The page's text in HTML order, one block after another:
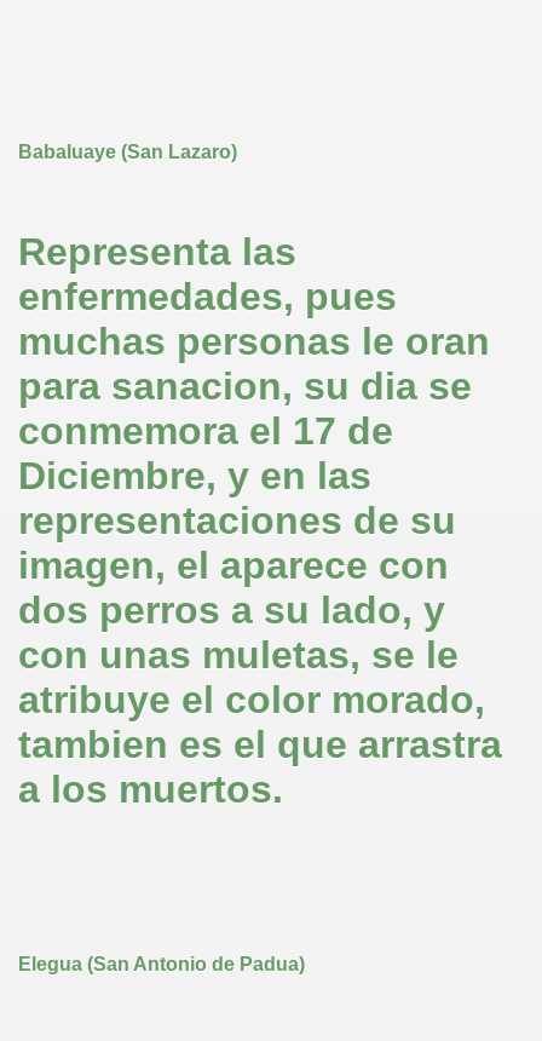
Babaluaye (San Lazaro)
Representa las
enfermedades, pues
muchas personas le oran
para sanacion, su dia se
conmemora el 17 de
Diciembre, y en las
representaciones de su
imagen, el aparece con
dos perros a su lado, y
con unas muletas, se le
atribuye el color morado,
tambien es el que arrastra
a los muertos.
Elegua (San Antonio de Padua)